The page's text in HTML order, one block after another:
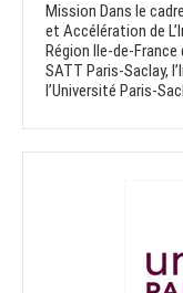
Mission Dans le
et Accélération de
Région Ile-de-France
SATT Paris-Saclay,
l’Université Paris-